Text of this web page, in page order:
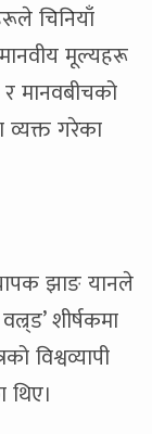
चिनियाँ
मूल्यहरू
मानवबीचको
गरेका
झाङ यानले
शीर्षकमा
विश्वव्यापी
थिए।